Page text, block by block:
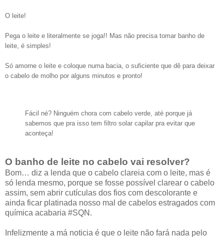
O leite!
Pega o leite e literalmente se joga!! Mas não precisa tomar banho de
leite, é simples!
Só amorne o leite e coloque numa bacia, o suficiente que dê para deixar
o cabelo de molho por alguns minutos e pronto!
Fácil né? Ninguém chora com cabelo verde, até porque já
sabemos que pra isso tem filtro solar capilar pra evitar que
aconteça!
O banho de leite no cabelo vai resolver?
Bom… diz a lenda que o cabelo clareia com o leite, mas é
só lenda mesmo, porque se fosse possível clarear o cabelo
assim, sem abrir cutículas dos fios com descolorante e
ainda ficar platinada nosso mal de cabelos estragados com
química acabaria #SQN.
Infelizmente a má noticia é que o leite não fará nada pelo